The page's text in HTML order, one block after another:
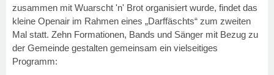
zusammen mit Wuarscht 'n' Brot organisiert wurde, findet das
kleine Openair im Rahmen eines „Darffäschts“ zum zweiten
Mal statt. Zehn Formationen, Bands und Sänger mit Bezug zu
der Gemeinde gestalten gemeinsam ein vielseitiges
Programm: